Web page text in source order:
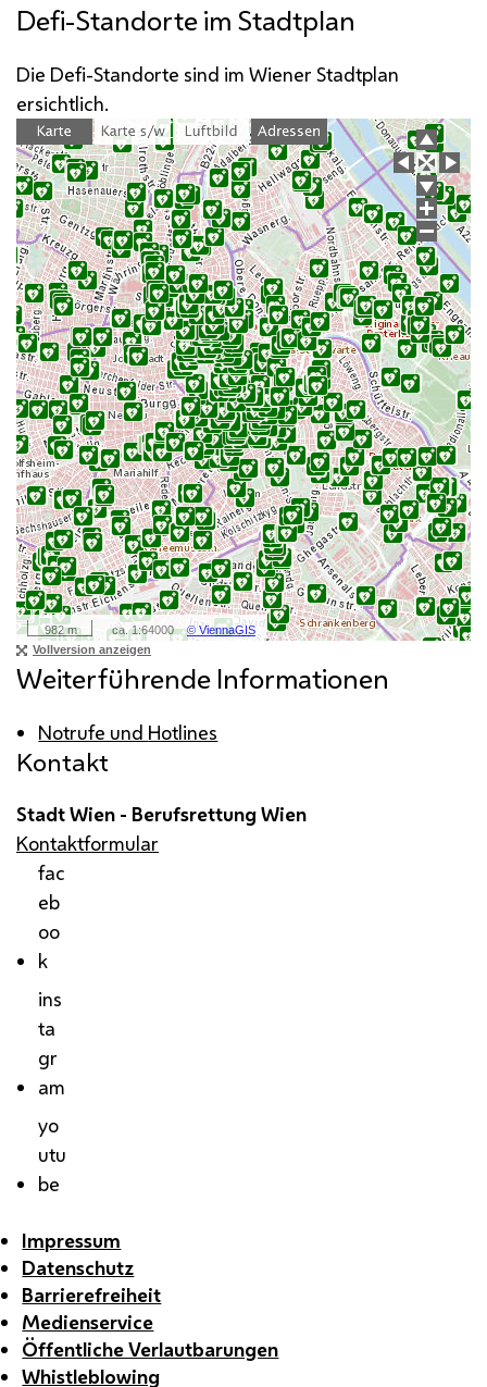
Defi-Standorte im Stadtplan
Die Defi-Standorte sind im Wiener Stadtplan
ersichtlich.
Weiterführende Informationen
Notrufe und Hotlines
Kontakt
Stadt Wien - Berufsrettung Wien
Kontaktformular
fac
eb
oo
k
ins
ta
gr
am
yo
utu
be
Impressum
Datenschutz
Barrierefreiheit
Medienservice
Öffentliche Verlautbarungen
Whistleblowing